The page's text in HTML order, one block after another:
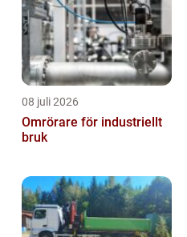
08 juli 2026
Omrörare för industriellt
bruk